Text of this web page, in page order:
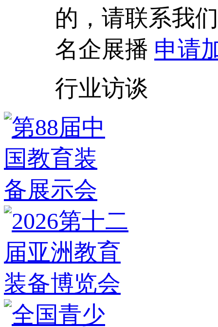
的，请联系我
名企展播 申请
行业访谈